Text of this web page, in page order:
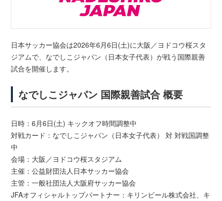
日本サッカー協会は2026年6月6日(土)に大阪／ヨドコウ桜スタ
ジアムで、なでしこジャパン（日本女子代表）が戦う国際親善
試合を開催します。
なでしこジャパン 国際親善試合 概要
日時：6月6日(土) キックオフ時間調整中
対戦カード：なでしこジャパン（日本女子代表） 対 対戦国調整
中
会場：大阪／ヨドコウ桜スタジアム
主催：公益財団法人日本サッカー協会
主管：一般社団法人大阪府サッカー協会
JFAオフィシャルトップパートナー：キリンビール株式会社、キ